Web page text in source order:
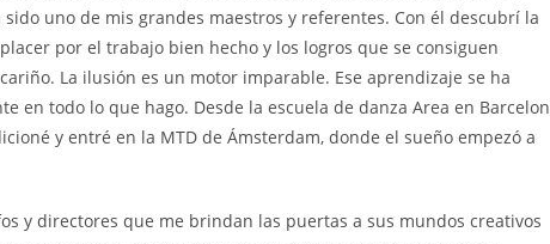
uno de mis grandes maestros y referentes. Con él descubrí la
por el trabajo bien hecho y los logros que se consiguen
La ilusión es un motor imparable. Ese aprendizaje se ha
en todo lo que hago. Desde la escuela de danza Area en
y entré en la MTD de Ámsterdam, donde el sueño empezó a
y directores que me brindan las puertas a sus mundos creativos